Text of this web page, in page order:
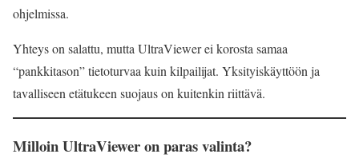
ohjelmissa.
Yhteys on salattu, mutta UltraViewer ei korosta samaa
“pankkitason” tietoturvaa kuin kilpailijat. Yksityiskäyttöön ja
tavalliseen etätukeen suojaus on kuitenkin riittävä.
Milloin UltraViewer on paras valinta?